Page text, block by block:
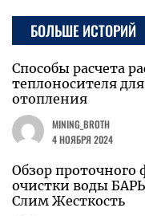
БОЛЬШЕ ИСТОРИЙ
Способы расчета
теплоносителя
отопления
MINING_BROTH
4 НОЯБРЯ 2024
Обзор проточного
очистки воды
Слим Жесткость